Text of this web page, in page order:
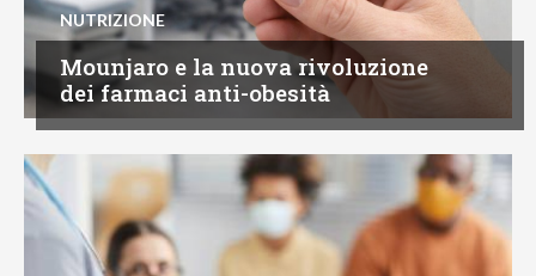
NUTRIZIONE
Mounjaro e la nuova rivoluzione
dei farmaci anti-obesità